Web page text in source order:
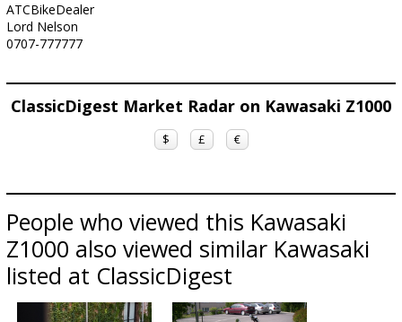
ATCBikeDealer
Lord Nelson
0707-777777
ClassicDigest Market Radar on Kawasaki Z1000
$ £ €
People who viewed this Kawasaki
Z1000 also viewed similar Kawasaki
listed at ClassicDigest